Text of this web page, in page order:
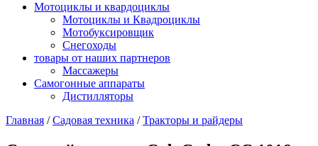
Мотоциклы и квардоциклы
Мотоциклы и Квадроциклы
Мотобуксировщик
Снегоходы
товары от наших партнеров
Массажеры
Самогонные аппараты
Дистилляторы
Главная /Садовая техника /Тракторы и райдеры